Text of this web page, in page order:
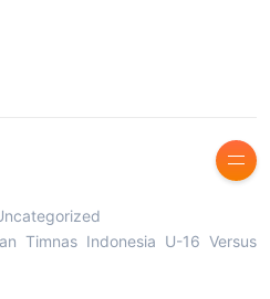
Timnas Indonesia U-16 Versus